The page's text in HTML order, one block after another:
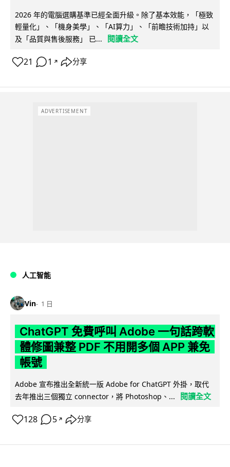
2026 年的電腦選購基準已經全面升級。除了基本效能，「極致
輕量化」、「機身美學」、「AI算力」、「前瞻技術加持」以
及「品質與售後服務」 已...
閱讀全文
21 1 ↗ 分享
ADVERTISEMENT
人工智能
Vin 1 日
ChatGPT 免費呼叫 Adobe 一句話跨軟
體修圖兼整 PDF 不用開多個 APP 兼免
帳號
Adobe 宣布推出全新統一版 Adobe for ChatGPT 外掛，取代
去年推出三個獨立 connector，將 Photoshop、...
閱讀全文
128 5 ↗ 分享